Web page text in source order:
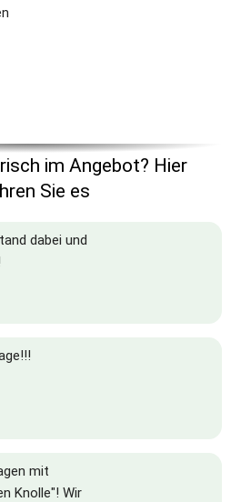
im Angebot? Hier
Sie es
dabei und
mit
Wir